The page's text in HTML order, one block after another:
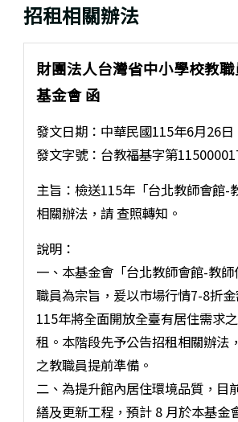
招租相關辦法
財團法人台灣省中小學校教
基金會 函
發文日期：中華民國115年6月26日
發文字號：台教福基字第
主旨：檢送115年「台北教師會館-
相關辦法，請 查照轉知。
說明：
一、本基金會「台北教師會館-教
職員為宗旨，爰以市場行情7-8折金
115年將全面開放全臺有居住需求
租。本階段先予公告招租相關辦法
之教職員提前準備。
二、為提升館內居住環境品質，目
繕及更新工程，預計 8 月於本基金